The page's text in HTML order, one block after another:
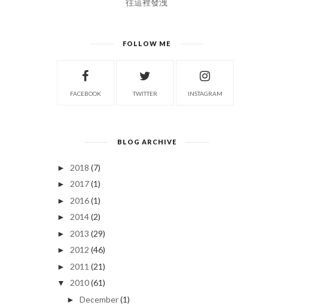
往這裡發洩
FOLLOW ME
FACEBOOK TWITTER INSTAGRAM
BLOG ARCHIVE
► 2018 (7)
► 2017 (1)
► 2016 (1)
► 2014 (2)
► 2013 (29)
► 2012 (46)
► 2011 (21)
▼ 2010 (61)
►December(1)